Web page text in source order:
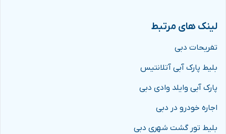
لینک های مرتبط
تفریحات دبی
بلیط پارک آبی آتلانتیس
پارک آبی وایلد وادی دبی
اجاره خودرو در دبی
بلیط تور گشت شهری دبی